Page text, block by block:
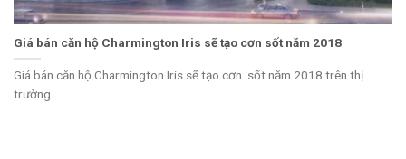
Giá bán căn hộ Charmington Iris sẽ tạo cơn sốt năm 2018
Giá bán căn hộ Charmington Iris sẽ tạo cơn sốt năm 2018 trên thị
trường...